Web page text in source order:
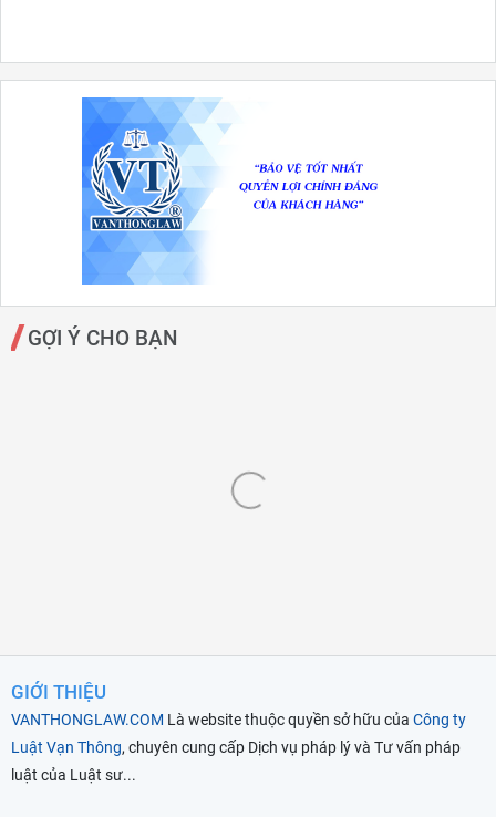
GỢI Ý CHO BẠN
GIỚI THIỆU
VANTHONGLAW.COM Là website thuộc quyền sở hữu của Công ty
Luật Vạn Thông, chuyên cung cấp Dịch vụ pháp lý và Tư vấn pháp
luật của Luật sư...